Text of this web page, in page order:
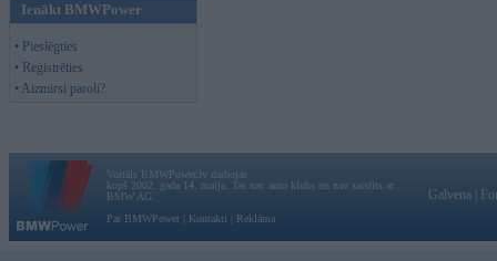
Ienākt BMWPower
• Pieslēgties
• Reģistrēties
• Aizmirsi paroli?
Vortāls BMWPower.lv darbojas
kopš 2002. gada 14. maija. Tas nav auto klubs un nav saistīts ar
BMW AG.
Par BMWPower
Kontakti Reklāma
Galvena